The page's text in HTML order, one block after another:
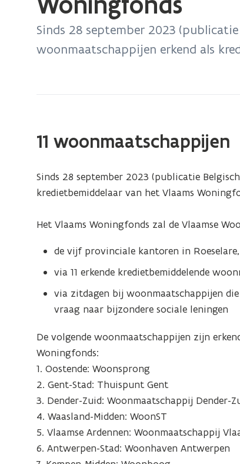
Woonmaatschappijen
Woningfonds
Sinds 28 september 2023
woonmaatschappijen erkend als
11 woonmaatschappijen
Sinds 28 september 2023 (publicatie
kredietbemiddelaar van het Vlaams
Het Vlaams Woningfonds zal de Vlaamse
de vijf provinciale kantoren in
via 11 erkende kredietbemiddelende
via zitdagen bij woonmaatschappijen
vraag naar bijzondere sociale leningen
De volgende woonmaatschappijen zijn
Woningfonds:
1. Oostende: Woonsprong
2. Gent-Stad: Thuispunt Gent
3. Dender-Zuid: Woonmaatschappij Dender-
4. Waasland-Midden: WoonST
5. Vlaamse Ardennen: Woonmaatschappij
6. Antwerpen-Stad: Woonhaven Antwerpen